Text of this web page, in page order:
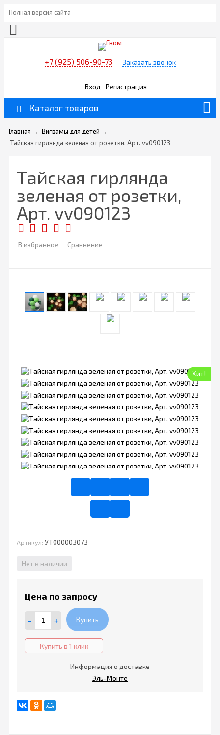
Полная версия сайта
+7 (925) 506-90-73 Заказать звонок
Вход Регистрация
Каталог товаров
Главная → Вигвамы для детей →
Тайская гирлянда зеленая от розетки, Арт. vv090123
Тайская гирлянда
зеленая от розетки,
Арт. vv090123
В избранное Сравнение
Хит!
Артикул: УТ000003073
Нет в наличии
Цена по запросу
- + Купить
Купить в 1 клик
Информация о доставке
Эль-Монте